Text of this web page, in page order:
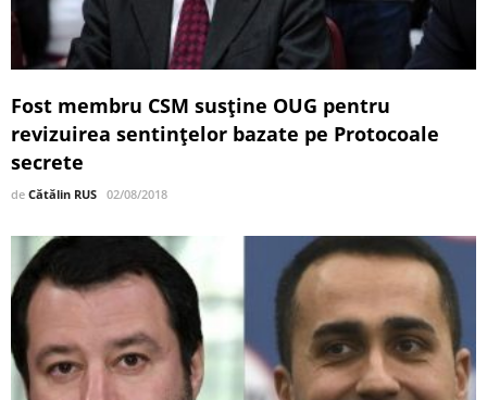
Fost membru CSM susține OUG pentru
revizuirea sentințelor bazate pe Protocoale
secrete
de Cătălin RUS 02/08/2018